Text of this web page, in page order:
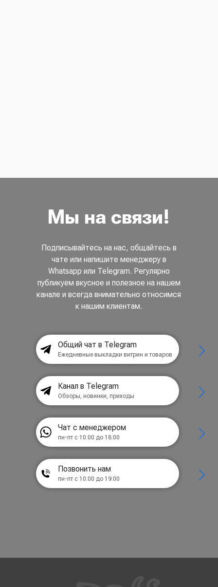
Мы на связи!
Подписывайтесь на нас, общайтесь в
чате или напишите менеджеру в
Whatsapp или Telegram. Регулярно
публикуем вкусное и полезное на нашем
канале и всегда внимательно относимся
к нашим клиентам.
Общий чат в Telegram
Ежедневные выкладки витрин и товаров
Канал в Telegram
Обзоры, новинки, приходы
Чат с менеджером
пн-пт с 10:00 до 18:00
Позвонить нам
пн-пт с 10:00 до 19:00